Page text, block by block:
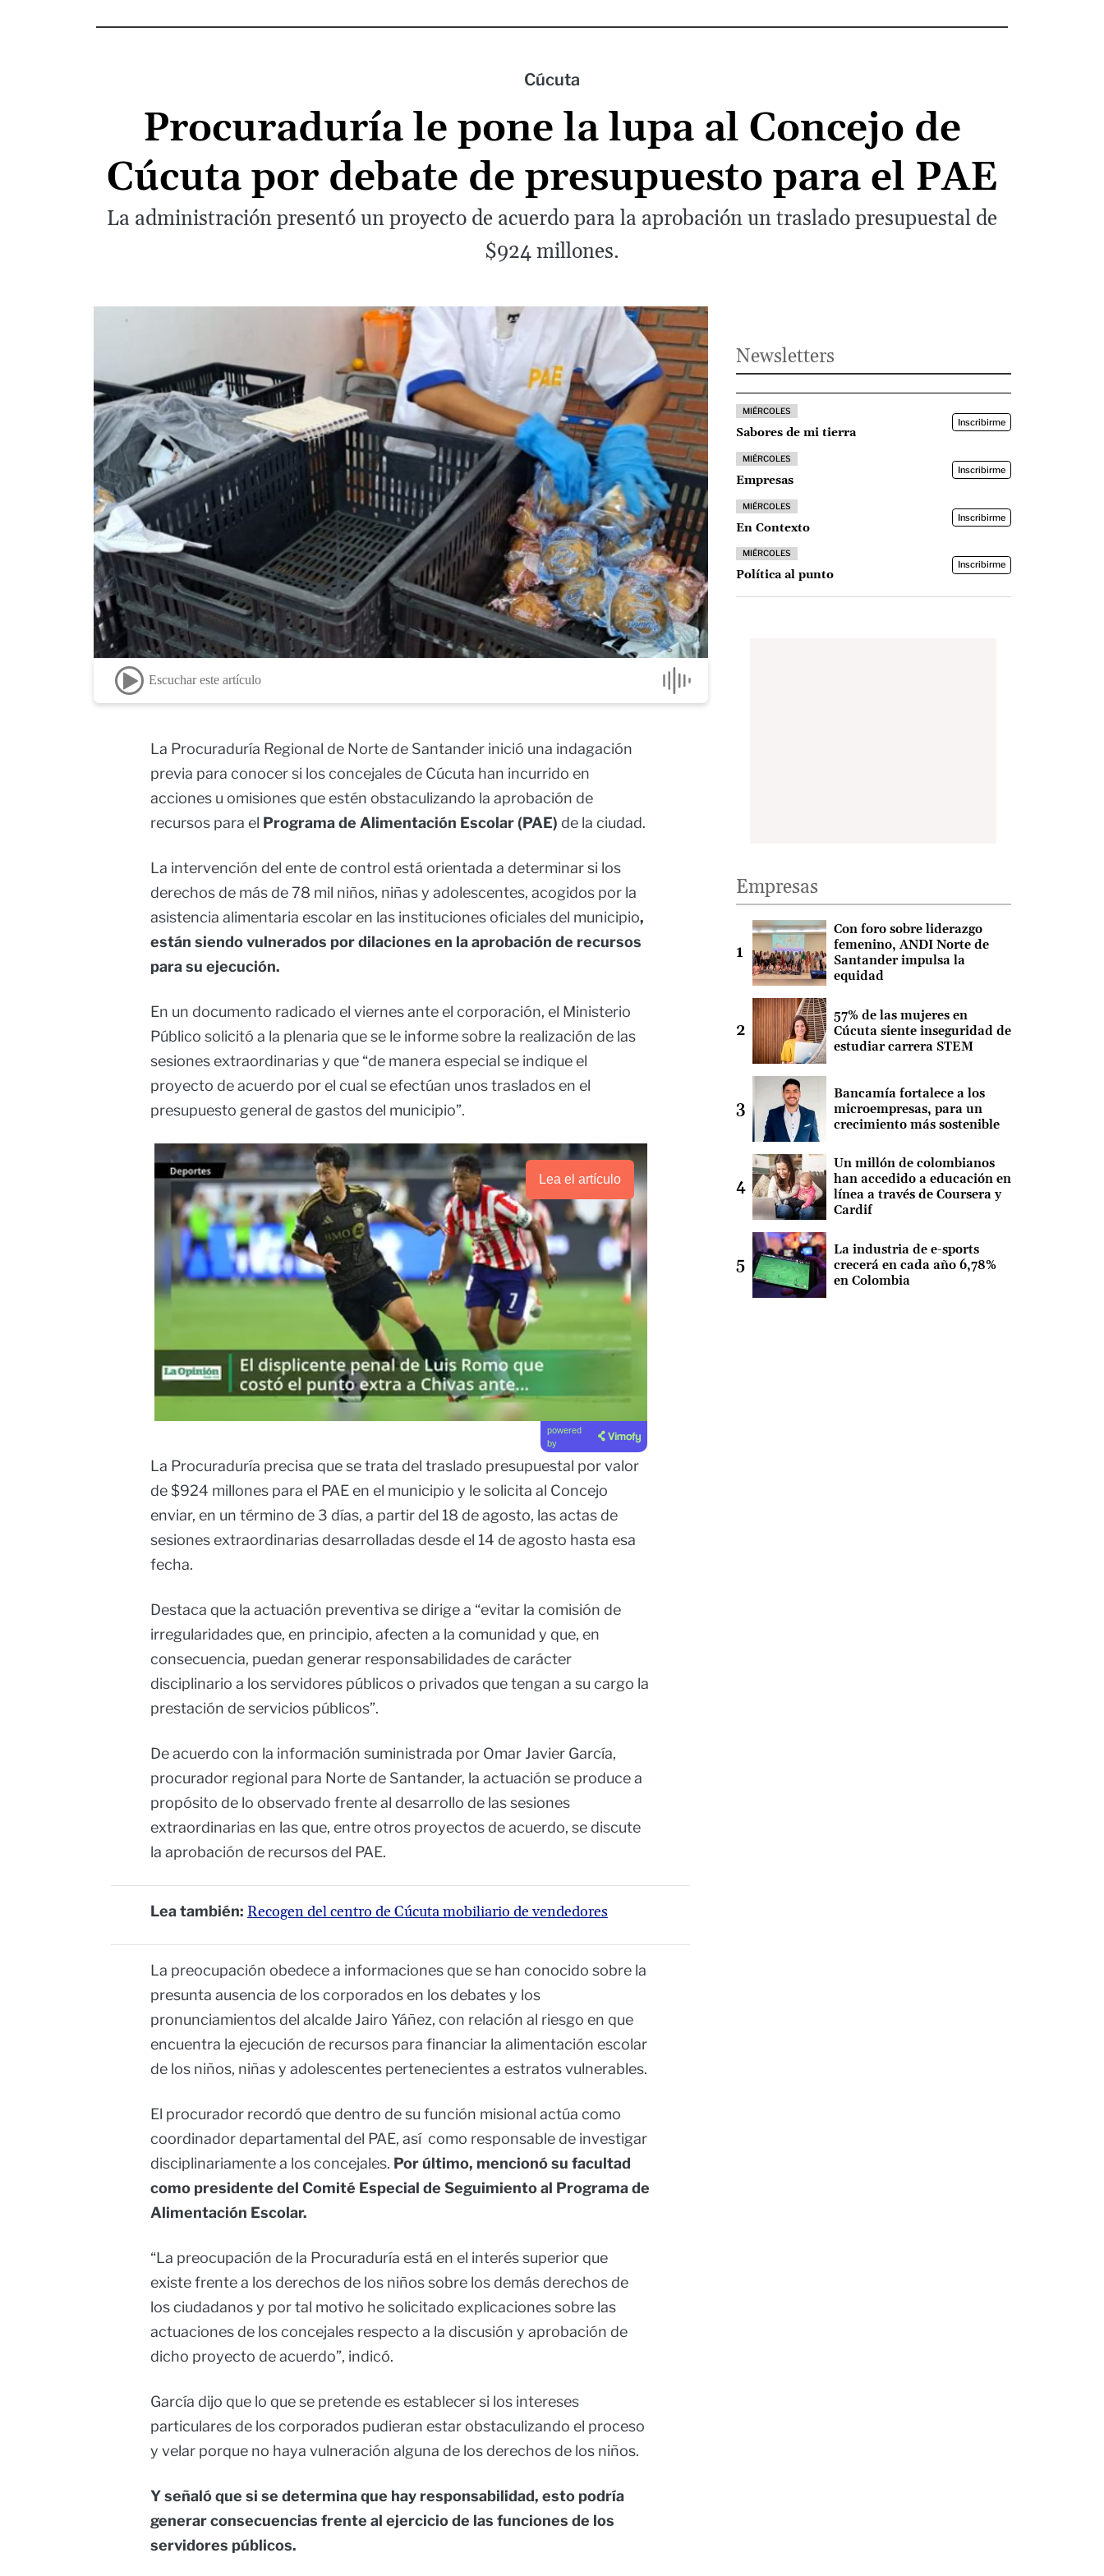
Cúcuta
Procuraduría le pone la lupa al Concejo de
Cúcuta por debate de presupuesto para el PAE
La administración presentó un proyecto de acuerdo para la aprobación un traslado presupuestal de
$924 millones.
Escuchar este artículo
La Procuraduría Regional de Norte de Santander inició una indagación
previa para conocer si los concejales de Cúcuta han incurrido en
acciones u omisiones que estén obstaculizando la aprobación de
recursos para el Programa de Alimentación Escolar (PAE) de la ciudad.
La intervención del ente de control está orientada a determinar si los
derechos de más de 78 mil niños, niñas y adolescentes, acogidos por la
asistencia alimentaria escolar en las instituciones oficiales del municipio,
están siendo vulnerados por dilaciones en la aprobación de recursos
para su ejecución.
En un documento radicado el viernes ante el corporación, el Ministerio
Público solicitó a la plenaria que se le informe sobre la realización de las
sesiones extraordinarias y que “de manera especial se indique el
proyecto de acuerdo por el cual se efectúan unos traslados en el
presupuesto general de gastos del municipio”.
Lea el artículo
powered
by
La Procuraduría precisa que se trata del traslado presupuestal por valor
de $924 millones para el PAE en el municipio y le solicita al Concejo
enviar, en un término de 3 días, a partir del 18 de agosto, las actas de
sesiones extraordinarias desarrolladas desde el 14 de agosto hasta esa
fecha.
Destaca que la actuación preventiva se dirige a “evitar la comisión de
irregularidades que, en principio, afecten a la comunidad y que, en
consecuencia, puedan generar responsabilidades de carácter
disciplinario a los servidores públicos o privados que tengan a su cargo la
prestación de servicios públicos”.
De acuerdo con la información suministrada por Omar Javier García,
procurador regional para Norte de Santander, la actuación se produce a
propósito de lo observado frente al desarrollo de las sesiones
extraordinarias en las que, entre otros proyectos de acuerdo, se discute
la aprobación de recursos del PAE.
Lea también: Recogen del centro de Cúcuta mobiliario de vendedores
La preocupación obedece a informaciones que se han conocido sobre la
presunta ausencia de los corporados en los debates y los
pronunciamientos del alcalde Jairo Yáñez, con relación al riesgo en que
encuentra la ejecución de recursos para financiar la alimentación escolar
de los niños, niñas y adolescentes pertenecientes a estratos vulnerables.
El procurador recordó que dentro de su función misional actúa como
coordinador departamental del PAE, así como responsable de investigar
disciplinariamente a los concejales. Por último, mencionó su facultad
como presidente del Comité Especial de Seguimiento al Programa de
Alimentación Escolar.
“La preocupación de la Procuraduría está en el interés superior que
existe frente a los derechos de los niños sobre los demás derechos de
los ciudadanos y por tal motivo he solicitado explicaciones sobre las
actuaciones de los concejales respecto a la discusión y aprobación de
dicho proyecto de acuerdo”, indicó.
García dijo que lo que se pretende es establecer si los intereses
particulares de los corporados pudieran estar obstaculizando el proceso
y velar porque no haya vulneración alguna de los derechos de los niños.
Y señaló que si se determina que hay responsabilidad, esto podría
generar consecuencias frente al ejercicio de las funciones de los
servidores públicos.
Newsletters
MIÉRCOLES
Sabores de mi tierra
Inscribirme
MIÉRCOLES
Empresas
Inscribirme
MIÉRCOLES
En Contexto
Inscribirme
MIÉRCOLES
Política al punto
Inscribirme
Empresas
Con foro sobre liderazgo
femenino, ANDI Norte de
Santander impulsa la
equidad
57% de las mujeres en
Cúcuta siente inseguridad de
estudiar carrera STEM
Bancamía fortalece a los
microempresas, para un
crecimiento más sostenible
Un millón de colombianos
han accedido a educación en
línea a través de Coursera y
Cardif
La industria de e-sports
crecerá en cada año 6,78%
en Colombia